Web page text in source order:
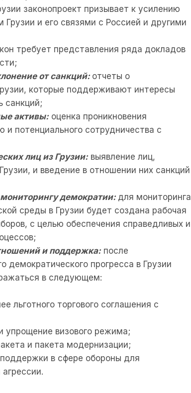
законопроект призывает к усилению
Грузии и его связями с Россией и другими
требует представления ряда докладов
от санкций: отчеты о
которые поддерживают интересы
санкций;
активы:оценка проникновения
и потенциального сотрудничества с
лиц из Грузии:выявление лиц,
и введение в отношении них санкций
демократии: для мониторинга
среды в Грузии будет создана рабочая
с целью обеспечения справедливых и
и поддержка:после
демократического прогресса в Грузии
в следующем:
льготного торгового соглашения с
визового режима;
и пакета модернизации;
в сфере обороны для